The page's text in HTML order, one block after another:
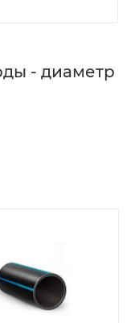
- диаметр